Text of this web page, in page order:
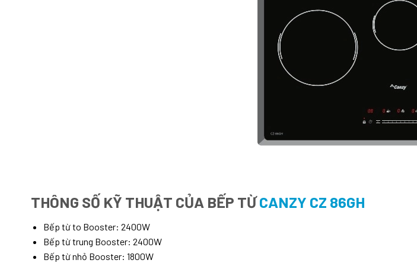
THÔNG SỐ KỸ THUẬT CỦA BẾP TỪCANZY CZ 86GH
Bếp từ to Booster: 2400W
Bếp từ trung Booster: 2400W
Bếp từ nhỏ Booster: 1800W